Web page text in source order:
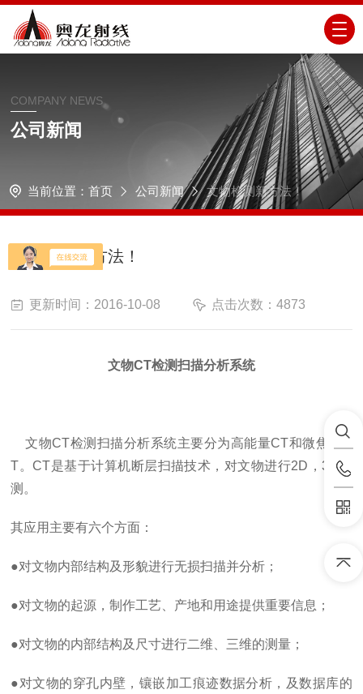
COMPANY NEWS
公司新闻
当前位置： 首页 公司新闻 文物检测新方法！
文物检测新方法！
更新时间：2016-10-08 点击次数：4873
文物CT检测扫描分析系统
文物CT检测扫描分析系统主要分为高能量CT和微焦点C
T。CT是基于计算机断层扫描技术，对文物进行2D，3D检
测。
其应用主要有六个方面：
●对文物内部结构及形貌进行无损扫描并分析；
●对文物的起源，制作工艺、产地和用途提供重要信息；
●对文物的内部结构及尺寸进行二维、三维的测量；
●对文物的穿孔内壁，镶嵌加工痕迹数据分析，及数据库的